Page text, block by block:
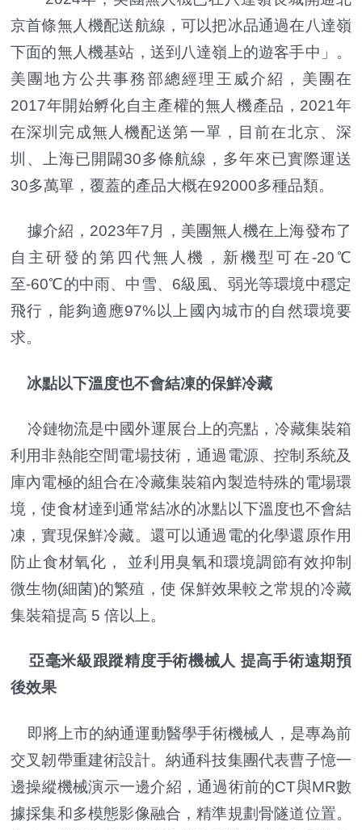
京首條無人機配送航線，可以把冰品通過在八達嶺
下面的無人機基站，送到八達嶺上的遊客手中」。
美團地方公共事務部總經理王威介紹，美團在
2017年開始孵化自主產權的無人機產品，2021年
在深圳完成無人機配送第一單，目前在北京、深
圳、上海已開闢30多條航線，多年來已實際運送
30多萬單，覆蓋的產品大概在92000多種品類。
據介紹，2023年7月，美團無人機在上海發布了
自主研發的第四代無人機，新機型可在-20℃
至-60℃的中雨、中雪、6級風、弱光等環境中穩定
飛行，能夠適應97%以上國內城市的自然環境要
求。
冰點以下溫度也不會結凍的保鮮冷藏
冷鏈物流是中國外運展台上的亮點，冷藏集裝箱
利用非熱能空間電場技術，通過電源、控制系統及
庫內電極的組合在冷藏集裝箱內製造特殊的電場環
境，使食材達到通常結冰的冰點以下溫度也不會結
凍，實現保鮮冷藏。還可以通過電的化學還原作用
防止食材氧化， 並利用臭氧和環境調節有效抑制
微生物(細菌)的繁殖，使 保鮮效果較之常規的冷藏
集裝箱提高 5 倍以上。
亞毫米級跟蹤精度手術機械人 提高手術遠期預
後效果
即將上市的納通運動醫學手術機械人，是專為前
交叉韌帶重建術設計。納通科技集團代表曹子憶一
邊操縱機械演示一邊介紹，通過術前的CT與MR數
據採集和多模態影像融合，精準規劃骨隧道位置。